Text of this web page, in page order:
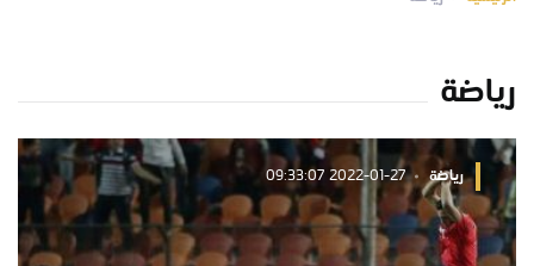
رياضة
رياضة 2022-01-27 09:33:07